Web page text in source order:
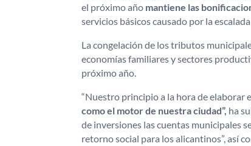
el próximo año mantiene las
servicios básicos causado por la
La congelación de los tributos
economías familiares y sectores
próximo año.
“Nuestro principio a la hora de elaborar
como el motor de nuestra ciudad”, ha
de inversiones las cuentas municipales
retorno social para los alicantinos”, así